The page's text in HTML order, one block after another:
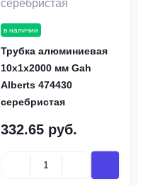
в наличии
Трубка алюминиевая
10х1х2000 мм Gah
Alberts 474430
серебристая
332.65 руб.